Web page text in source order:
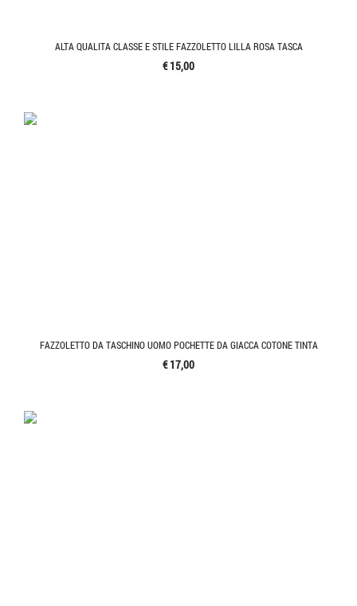
ALTA QUALITA CLASSE E STILE FAZZOLETTO LILLA ROSA TASCA
€ 15,00
FAZZOLETTO DA TASCHINO UOMO POCHETTE DA GIACCA COTONE TINTA
€ 17,00